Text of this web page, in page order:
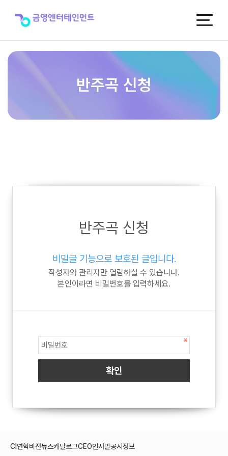
반주곡 신청
반주곡 신청
비밀글 기능으로 보호된 글입니다.
작성자와 관리자만 열람하실 수 있습니다.
본인이라면 비밀번호를 입력하세요.
CI 연혁비전뉴스카탈로그CEO인사말공시정보